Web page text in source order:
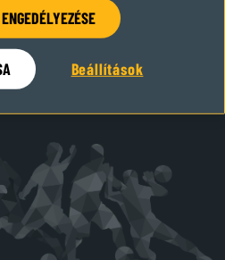
visszatérünk
Beállítások